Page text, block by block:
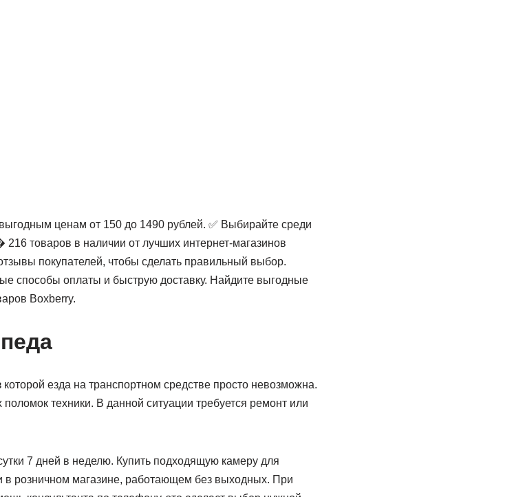
ценам от 150 до 1490 рублей. ✅ Выбирайте среди
товаров в наличии от лучших интернет-магазинов
покупателей, чтобы сделать правильный выбор.
способы оплаты и быструю доставку. Найдите выгодные
Boxberry.
езда на транспортном средстве просто невозможна.
техники. В данной ситуации требуется ремонт или
7 дней в неделю. Купить подходящую камеру для
в розничном магазине, работающем без выходных. При